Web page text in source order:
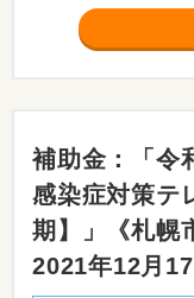
補助金：「令
感染症対策テ
期】」《札幌
2021年12月17